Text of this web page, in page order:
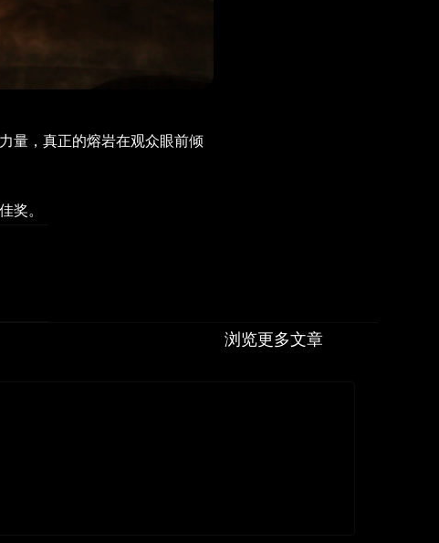
量，真正的熔岩在观众眼前倾
奖。
浏览更多文章